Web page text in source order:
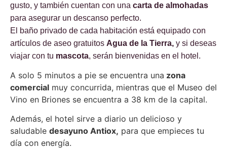
gusto, y también cuentan con una carta de almohadas
para asegurar un descanso perfecto.
El baño privado de cada habitación está equipado con
artículos de aseo gratuitos Agua de la Tierra, y si deseas
viajar con tu mascota, serán bienvenidas en el hotel.
A solo 5 minutos a pie se encuentra una zona
comercial muy concurrida, mientras que el Museo del
Vino en Briones se encuentra a 38 km de la capital.
Además, el hotel sirve a diario un delicioso y
saludable desayuno Antiox, para que empieces tu
día con energía.